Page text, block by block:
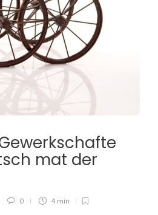
mat der
0 4 min